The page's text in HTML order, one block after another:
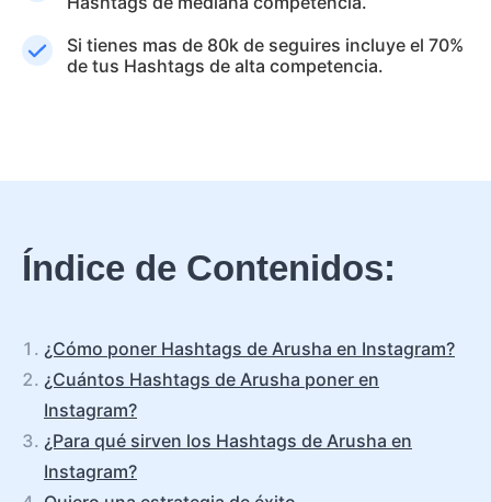
Si tienes mas de 80k de seguires incluye el 70%
de tus Hashtags de alta competencia.
Índice de Contenidos:
¿Cómo poner Hashtags de Arusha en Instagram?
¿Cuántos Hashtags de Arusha poner en
Instagram?
¿Para qué sirven los Hashtags de Arusha en
Instagram?